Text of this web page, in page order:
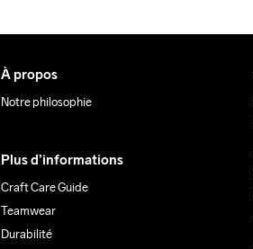
À propos
Notre philosophie
Plus d’informations
Craft Care Guide
Teamwear
Durabilité